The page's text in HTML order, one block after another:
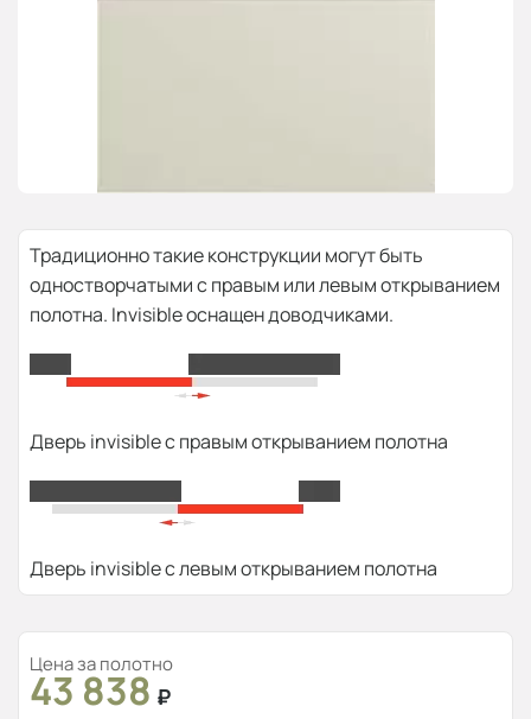
Традиционно такие конструкции могут быть
одностворчатыми с правым или левым открыванием
полотна. Invisible оснащен доводчиками.
Дверь invisible с правым открыванием полотна
Дверь invisible с левым открыванием полотна
Цена за полотно
43 838 ₽